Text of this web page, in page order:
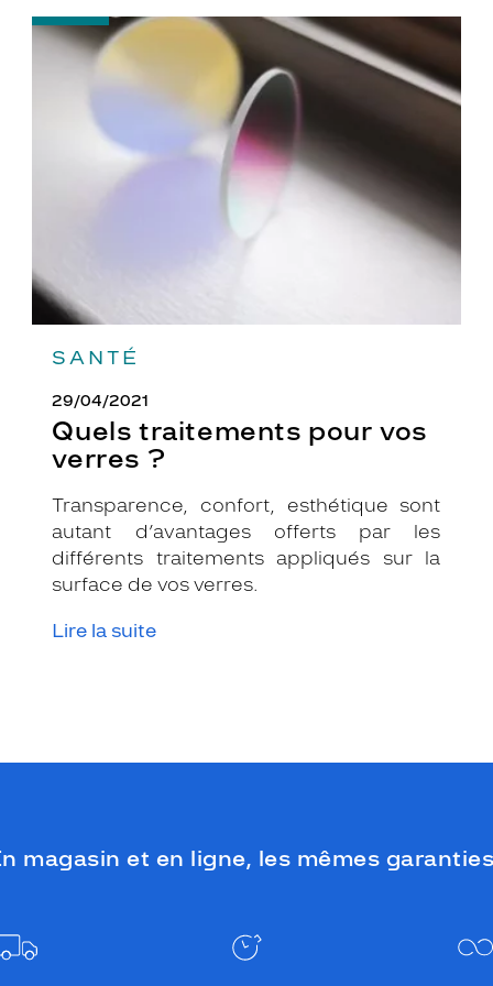
SANTÉ
29/04/2021
Quels traitements pour vos
verres ?
Transparence, confort, esthétique sont
autant d’avantages offerts par les
différents traitements appliqués sur la
surface de vos verres.
Lire la suite
-
Quels
traitements
magasin et en ligne, les mêmes